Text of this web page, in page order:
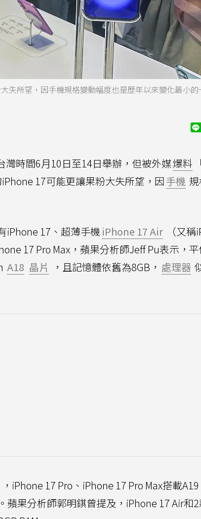
失所望，因手機規格變動幅度也是歷年以來變化最小
灣時間6月10日至14日舉辦，但被外媒爆料
17可能更讓果粉大失所望，因手機
iPhone 17、超薄手機 iPhone 17 Air
（又
17 Pro Max，蘋果分析師Jeff Pu表示，
A18 晶片 ，且記憶體依舊為8GB， 處理器
iPhone 17 Pro、iPhone 17 Pro Max搭載
果分析師郭明錤曾提及，iPhone 17 Air和